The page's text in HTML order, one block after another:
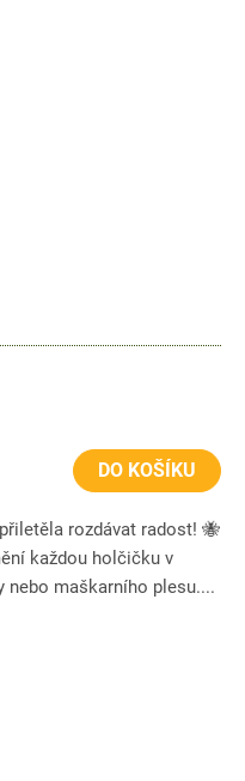
DO KOŠÍKU
rozdávat radost! 🐝
každou holčičku v
nebo maškarního plesu....